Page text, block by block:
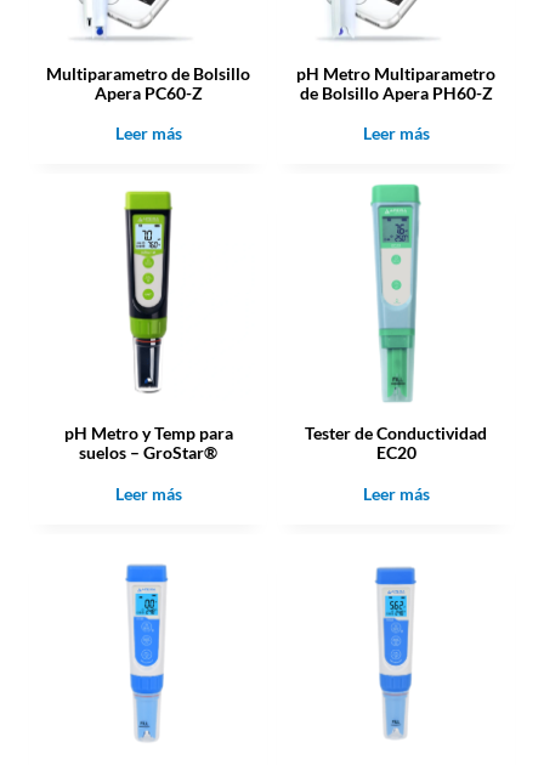
Multiparametro de Bolsillo
Apera PC60-Z
Leer más
pH Metro Multiparametro
de Bolsillo Apera PH60-Z
Leer más
pH Metro y Temp para
suelos – GroStar®
Leer más
Tester de Conductividad
EC20
Leer más